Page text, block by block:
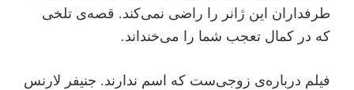
طرفداران این ژانر را راضی نمی‌کند. قصه‌ی تلخی
که در کمال تعجب شما را می‌خنداند.
فیلم درباره‌ی زوجی‌ست که اسم ندارند. جنیفر لارنس